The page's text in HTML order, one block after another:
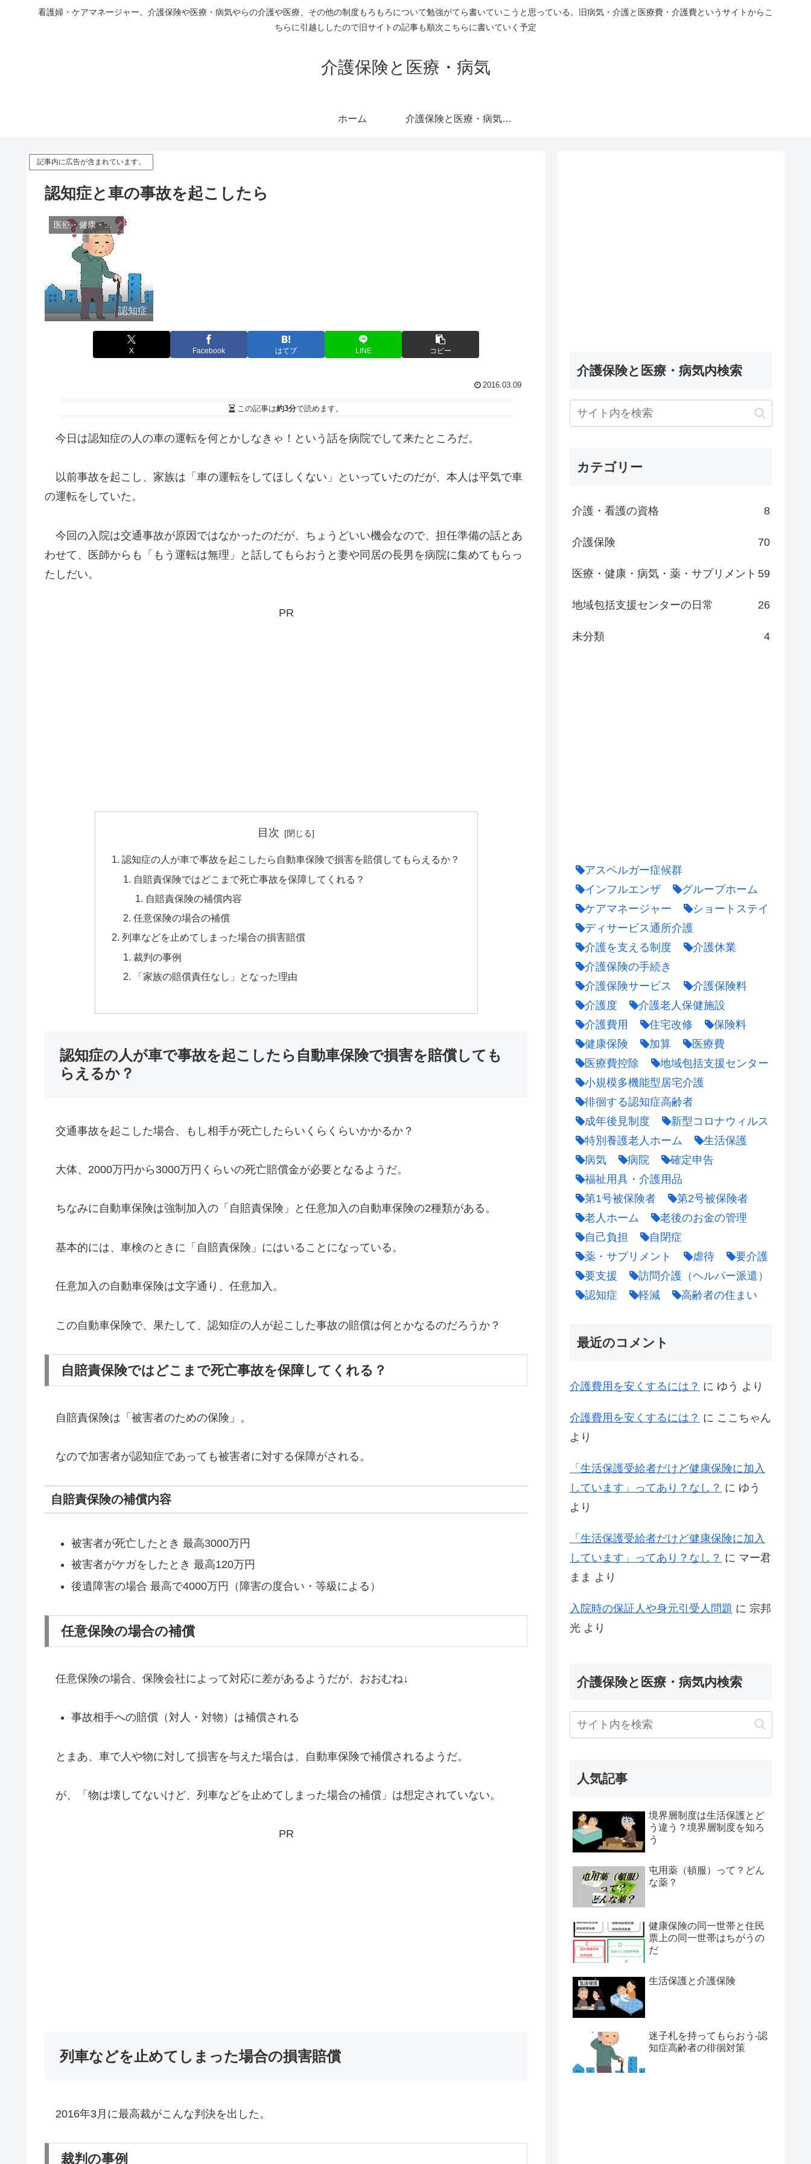
看護婦・ケアマネージャー。介護保険や医療・病気やらの介護や医療、その他の制度もろもろについて勉強がてら書いていこうと思っている。旧病気・介護と医療費・介護費というサイトからこ
ちらに引越ししたので旧サイトの記事も順次こちらに書いていく予定
介護保険と医療・病気
ホーム 介護保険と医療・病気のすべての記事を表示
記事内に広告が含まれています。
認知症と車の事故を起こしたら
医療・健康・病気・薬・サプリメント
認知症
X Facebook はてブ LINE コピー
2016.03.09
この記事は約3分で読めます。
今日は認知症の人の車の運転を何とかしなきゃ！という話を病院でして来たところだ。
以前事故を起こし、家族は「車の運転をしてほしくない」といっていたのだが、本人は平気で車
の運転をしていた。
今回の入院は交通事故が原因ではなかったのだが、ちょうどいい機会なので、担任準備の話とあ
わせて、医師からも「もう運転は無理」と話してもらおうと妻や同居の長男を病院に集めてもらっ
たしだい。
PR
目次
認知症の人が車で事故を起こしたら自動車保険で損害を賠償してもらえるか？
自賠責保険ではどこまで死亡事故を保障してくれる？
自賠責保険の補償内容
任意保険の場合の補償
列車などを止めてしまった場合の損害賠償
裁判の事例
「家族の賠償責任なし」となった理由
認知症の人が車で事故を起こしたら自動車保険で損害を賠償しても
らえるか？
交通事故を起こした場合、もし相手が死亡したらいくらくらいかかるか？
大体、2000万円から3000万円くらいの死亡賠償金が必要となるようだ。
ちなみに自動車保険は強制加入の「自賠責保険」と任意加入の自動車保険の2種類がある。
基本的には、車検のときに「自賠責保険」にはいることになっている。
任意加入の自動車保険は文字通り、任意加入。
この自動車保険で、果たして、認知症の人が起こした事故の賠償は何とかなるのだろうか？
自賠責保険ではどこまで死亡事故を保障してくれる？
自賠責保険は「被害者のための保険」。
なので加害者が認知症であっても被害者に対する保障がされる。
自賠責保険の補償内容
被害者が死亡したとき 最高3000万円
被害者がケガをしたとき 最高120万円
後遺障害の場合 最高で4000万円（障害の度合い・等級による）
任意保険の場合の補償
任意保険の場合、保険会社によって対応に差があるようだが、おおむね↓
事故相手への賠償（対人・対物）は補償される
とまあ、車で人や物に対して損害を与えた場合は、自動車保険で補償されるようだ。
が、「物は壊してないけど、列車などを止めてしまった場合の補償」は想定されていない。
PR
列車などを止めてしまった場合の損害賠償
2016年3月に最高裁がこんな判決を出した。
裁判の事例
介護保険と医療・病気内検索
カテゴリー
介護・看護の資格 8
介護保険 70
医療・健康・病気・薬・サプリメント 59
地域包括支援センターの日常 26
未分類 4
アスペルガー症候群
インフルエンザ
グループホーム
ケアマネージャー
ショートステイ
ディサービス通所介護
介護を支える制度
介護休業
介護保険の手続き
介護保険サービス
介護保険料
介護度
介護老人保健施設
介護費用
住宅改修
保険料
健康保険
加算
医療費
医療費控除
地域包括支援センター
小規模多機能型居宅介護
徘徊する認知症高齢者
成年後見制度
新型コロナウィルス
特別養護老人ホーム
生活保護
病気
病院
確定申告
福祉用具・介護用品
第1号被保険者
第2号被保険者
老人ホーム
老後のお金の管理
自己負担
自閉症
薬・サプリメント
虐待
要介護
要支援
訪問介護（ヘルパー派遣）
認知症
軽減 高齢者の住まい
最近のコメント
介護費用を安くするには？ に ゆう より
介護費用を安くするには？ に ここちゃん
より
「生活保護受給者だけど健康保険に加入
しています」ってあり？なし？ に ゆう
より
「生活保護受給者だけど健康保険に加入
しています」ってあり？なし？ に マー君
まま より
入院時の保証人や身元引受人問題 に 宗邦
光 より
介護保険と医療・病気内検索
人気記事
境界層制度は生活保護とど
う違う？境界層制度を知ろ
う
屯用薬（頓服）って？どん
な薬？
健康保険の同一世帯と住民
票上の同一世帯はちがうの
だ
生活保護と介護保険
迷子札を持ってもらおう-認
知症高齢者の徘徊対策